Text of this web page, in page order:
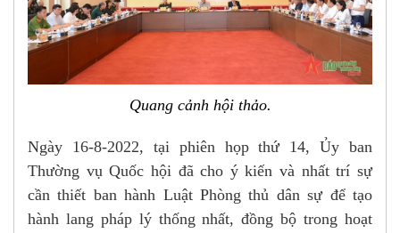
Quang cảnh hội thảo.
Ngày 16-8-2022, tại phiên họp thứ 14, Ủy ban
Thường vụ Quốc hội đã cho ý kiến và nhất trí sự
cần thiết ban hành Luật Phòng thủ dân sự để tạo
hành lang pháp lý thống nhất, đồng bộ trong hoạt